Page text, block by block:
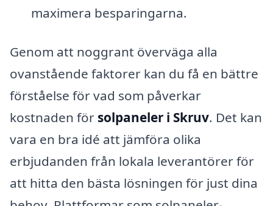
maximera besparingarna.
Genom att noggrant överväga alla
ovanstående faktorer kan du få en bättre
förståelse för vad som påverkar
kostnaden för solpaneler i Skruv. Det kan
vara en bra idé att jämföra olika
erbjudanden från lokala leverantörer för
att hitta den bästa lösningen för just dina